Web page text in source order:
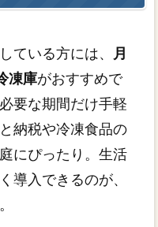
ている方には、
月
凍庫がおすすめで
要な期間だけ手軽
納税や冷凍食品の
にぴったり。生活
導入できるのが、